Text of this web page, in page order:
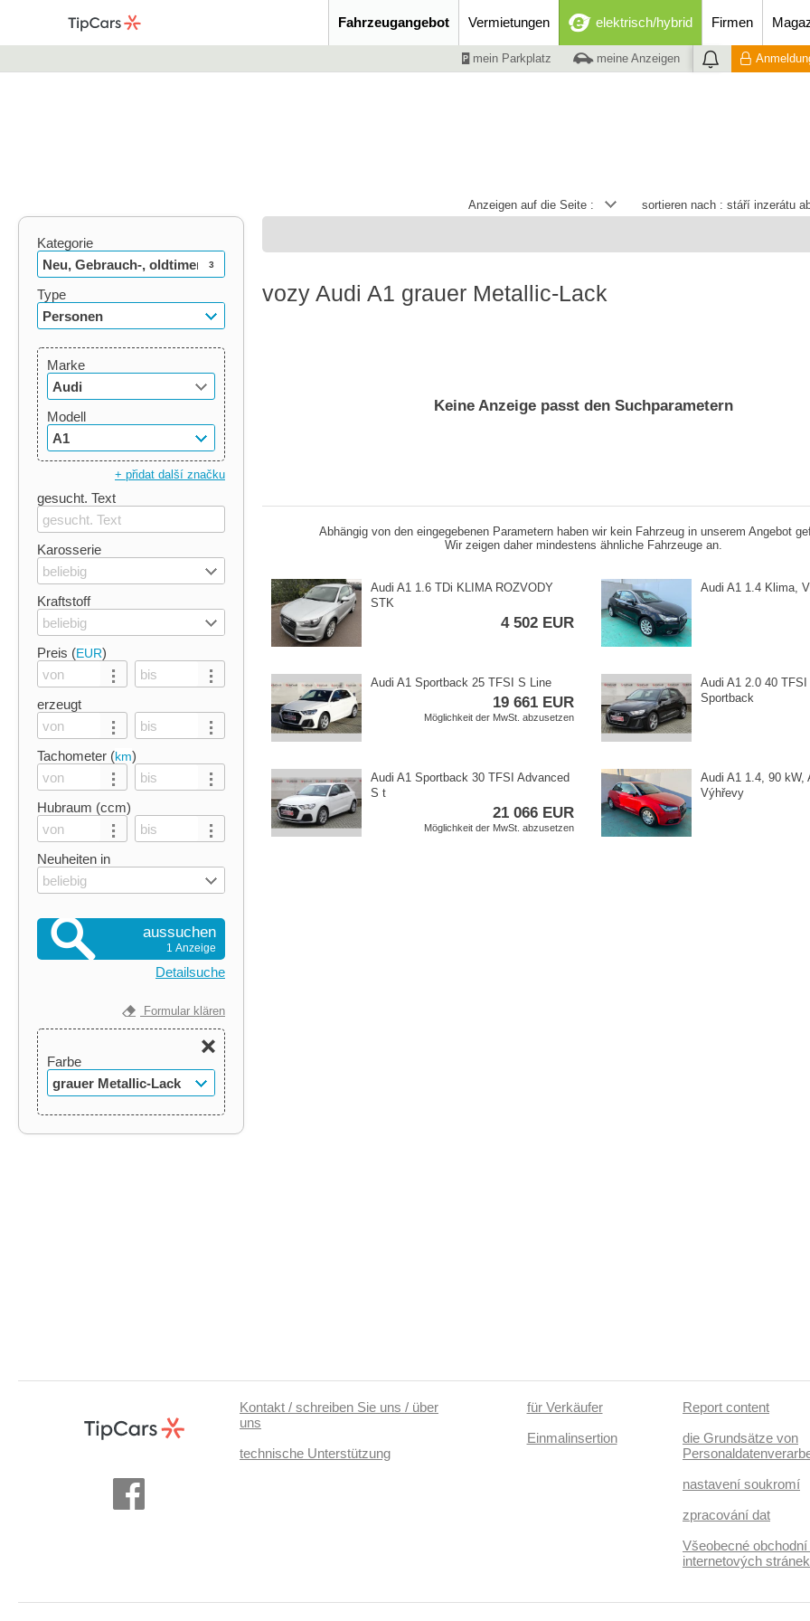
Fahrzeugangebot Vermietungen elektrisch/hybrid Firmen
mein Parkplatz meine Anzeigen
sortieren nach : stáří inzerátu
Anzeigen auf die Seite :
Kategorie
Neu, Gebrauch-, oldtimer
3
Type
Personen
Marke
Audi
Modell
A1
+ přidat další značku
gesucht. Text
Karosserie
beliebig
Kraftstoff
beliebig
Preis (EUR)
erzeugt
Tachometer (km)
Hubraum (ccm)
Neuheiten in
beliebig
aussuchen
1 Anzeige
Detailsuche
Formular klären
Farbe
grauer Metallic-Lack
vozy Audi A1 grauer Metallic-Lack
Keine Anzeige passt den Suchparametern
Abhängig von den eingegebenen Parametern haben wir kein Fahrzeug in unserem Angebot
Wir zeigen daher mindestens ähnliche Fahrzeuge an.
Audi A1 1.6 TDi KLIMA ROZVODY
STK
4 502 EUR
Audi A1 1.4 Klima,​
Audi A1 Sportback 25 TFSI S Line
19 661 EUR
Möglichkeit der MwSt. abzusetzen
Audi A1 2.0 40
Sportback
Audi A1 Sportback 30 TFSI Advanced
S t
21 066 EUR
Möglichkeit der MwSt. abzusetzen
Audi A1 1.4,​ 90 kW,​
Výhřevy
Kontakt / schreiben Sie uns / über
uns
technische Unterstützung
für Verkäufer
Einmalinsertion
Report content
die Grundsätze von
nastavení soukromí
zpracování dat
Všeobecné
internetových